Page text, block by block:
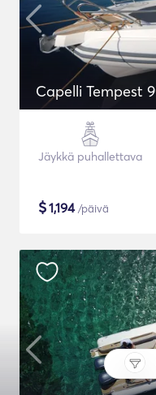
Capelli Tempest
Jäykkä puhallettava
$1,194/päivä